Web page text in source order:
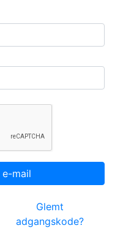
Glemt
adgangskode?